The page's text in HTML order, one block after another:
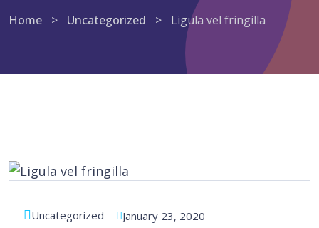
Home > Uncategorized > Ligula vel fringilla
Uncategorized
January 23, 2020